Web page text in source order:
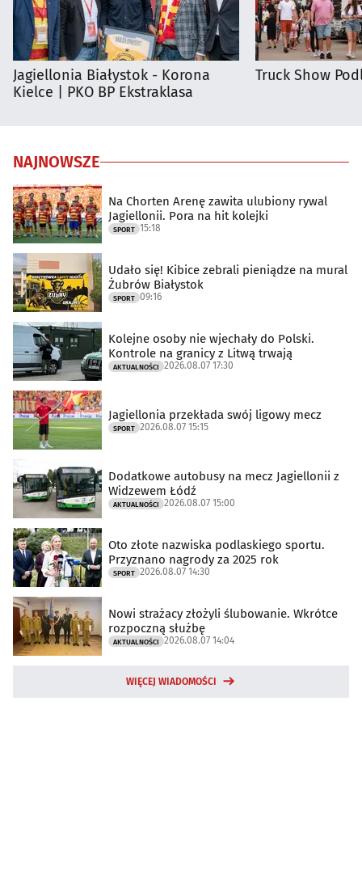
Jagiellonia Białystok - Korona
Kielce | PKO BP Ekstraklasa
Truck Show
NAJNOWSZE
Na Chorten Arenę zawita ulubiony rywal
Jagiellonii. Pora na hit kolejki
SPORT 15:18
Udało się! Kibice zebrali pieniądze na mural
Żubrów Białystok
SPORT 09:16
Kolejne osoby nie wjechały do Polski.
Kontrole na granicy z Litwą trwają
AKTUALNOŚCI 2026.08.07 17:30
Jagiellonia przekłada swój ligowy mecz
SPORT 2026.08.07 15:15
Dodatkowe autobusy na mecz Jagiellonii z
Widzewem Łódź
AKTUALNOŚCI 2026.08.07 15:00
Oto złote nazwiska podlaskiego sportu.
Przyznano nagrody za 2025 rok
SPORT 2026.08.07 14:30
Nowi strażacy złożyli ślubowanie. Wkrótce
rozpoczną służbę
AKTUALNOŚCI 2026.08.07 14:04
WIĘCEJ WIADOMOŚCI